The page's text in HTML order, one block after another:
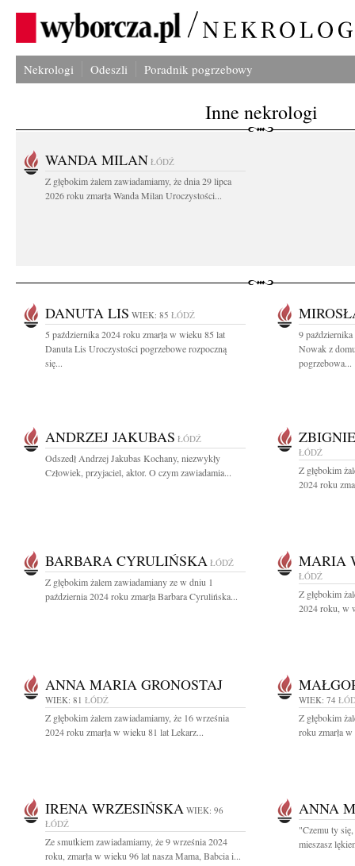
Nekrologi Odeszli Poradnik pogrzebowy
Inne nekrologi
WANDA MILAN ŁÓDŹ
Z głębokim żalem zawiadamiamy, że dnia 29 lipca
2026 roku zmarła Wanda Milan Uroczystości...
DANUTA LIS WIEK: 85 ŁÓDŹ
5 października 2024 roku zmarła w wieku 85 lat
Danuta Lis Uroczystości pogrzebowe rozpoczną
się...
9 października
Nowak z
pogrzebowa...
ANDRZEJ JAKUBAS ŁÓDŹ
Odszedł Andrzej Jakubas Kochany, niezwykły
Człowiek, przyjaciel, aktor. O czym zawiadamia...
ŁÓDŹ
Z głębokim
2024 roku
BARBARA CYRULIŃSKA ŁÓDŹ
Z głębokim żalem zawiadamiany ze w dniu 1
październia 2024 roku zmarła Barbara Cyrulińska...
MARIA
ŁÓDŹ
Z głębokim
2024 roku, w
ANNA MARIA GRONOSTAJ
WIEK: 81 ŁÓDŹ
Z głębokim żalem zawiadamiamy, że 16 września
2024 roku zmarła w wieku 81 lat Lekarz...
WIEK: 74
Z głębokim
roku zmarła
IRENA WRZESIŃSKA WIEK: 96
ŁÓDŹ
Ze smutkiem zawiadamiamy, że 9 września 2024
roku, zmarła w wieku 96 lat nasza Mama, Babcia i...
ANNA
"Czemu ty
mieszasz